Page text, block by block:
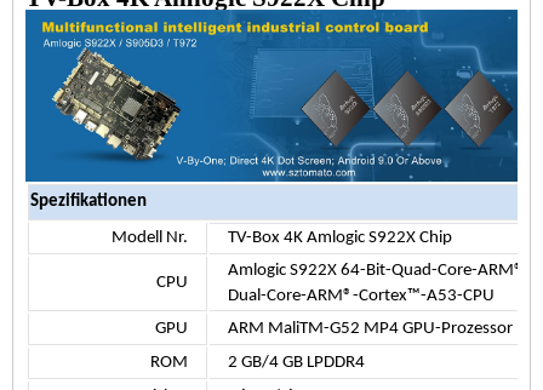
Spezifikationen
Modell Nr.
TV-Box 4K Amlogic S922X Chip
CPU
Amlogic S922X 64-Bit-Quad-Core-ARM®-
Dual-Core-ARM®-Cortex™-A53-CPU
GPU
ARM MaliTM-G52 MP4 GPU-Prozessor
ROM
2 GB/4 GB LPDDR4